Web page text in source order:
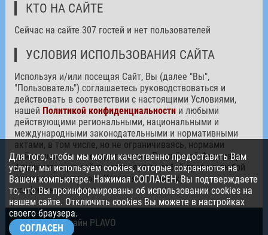
КТО НА САЙТЕ
Сейчас на сайте 307 гостей и нет пользователей
УСЛОВИЯ ИСПОЛЬЗОВАНИЯ САЙТА
Используя и/или посещая Сайт, Вы (далее "Вы",
"Пользователь") соглашаетесь руководствоваться и
действовать в соответствии с настоящими Условиями,
нашей Политикой конфиденциальностии любыми
действующими региональными, национальными и
международными законодательными и нормативными
актами, в том числе, но не ограничиваясь, нормами
действующего законодательства Российской Федерации.
Администрация сайта оставляет за собой право в любой
момент изменять эти Условия и Политику
конфиденциальности.
© 2026. Дизайн PLAVO
Для того, чтобы мы могли качественно предоставить Вам
услуги, мы используем cookies, которые сохраняются на
Вашем компьютере. Нажимая СОГЛАСЕН, Вы подтверждаете
то, что Вы проинформированы об использовании cookies на
нашем сайте. Отключить cookies Вы можете в настройках
своего браузера.
СОГЛАСЕН